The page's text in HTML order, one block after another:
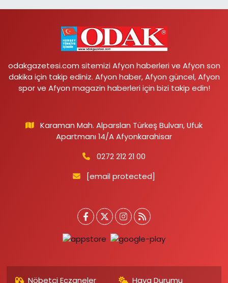
odakgazetesi.com sitemizi Afyon haberleri ve Afyon son
dakika için takip ediniz. Afyon haber, Afyon güncel, Afyon
spor ve Afyon magazin haberleri için bizi takip edin!
Karaman Mah. Alparslan Türkeş Bulvarı, Ufuk
Apartmanı 14/A Afyonkarahisar
0272 212 21 00
[email protected]
Nöbetçi Eczaneler Hava Durumu